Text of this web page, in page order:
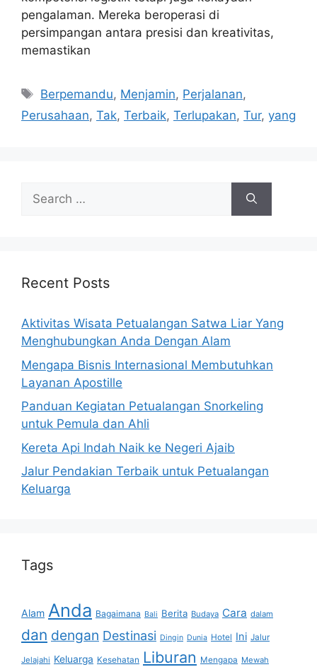
pengalaman. Mereka beroperasi di
persimpangan antara presisi dan kreativitas,
memastikan
Tags
Berpemandu, Menjamin, Perjalanan,
Perusahaan, Tak, Terbaik, Terlupakan, Tur, yang
Search
for:
Recent Posts
Aktivitas Wisata Petualangan Satwa Liar Yang
Menghubungkan Anda Dengan Alam
Mengapa Bisnis Internasional Membutuhkan
Layanan Apostille
Panduan Kegiatan Petualangan Snorkeling
untuk Pemula dan Ahli
Kereta Api Indah Naik ke Negeri Ajaib
Jalur Pendakian Terbaik untuk Petualangan
Keluarga
Tags
Alam Anda Bagaimana Bali Berita Budaya Cara dalam
dan dengan Destinasi Dingin Dunia Hotel Ini Jalur
Jelajahi Keluarga Kesehatan Liburan Mengapa Mewah